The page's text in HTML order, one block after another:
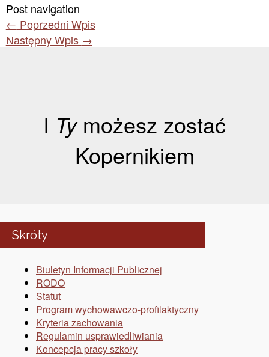
Post navigation
← Poprzedni Wpis
Następny Wpis →
I Tymożesz zostać
Kopernikiem
Skróty
Biuletyn Informacji Publicznej
RODO
Statut
Program wychowawczo-profilaktyczny
Kryteria zachowania
Regulamin usprawiedliwiania
Koncepcja pracy szkoły